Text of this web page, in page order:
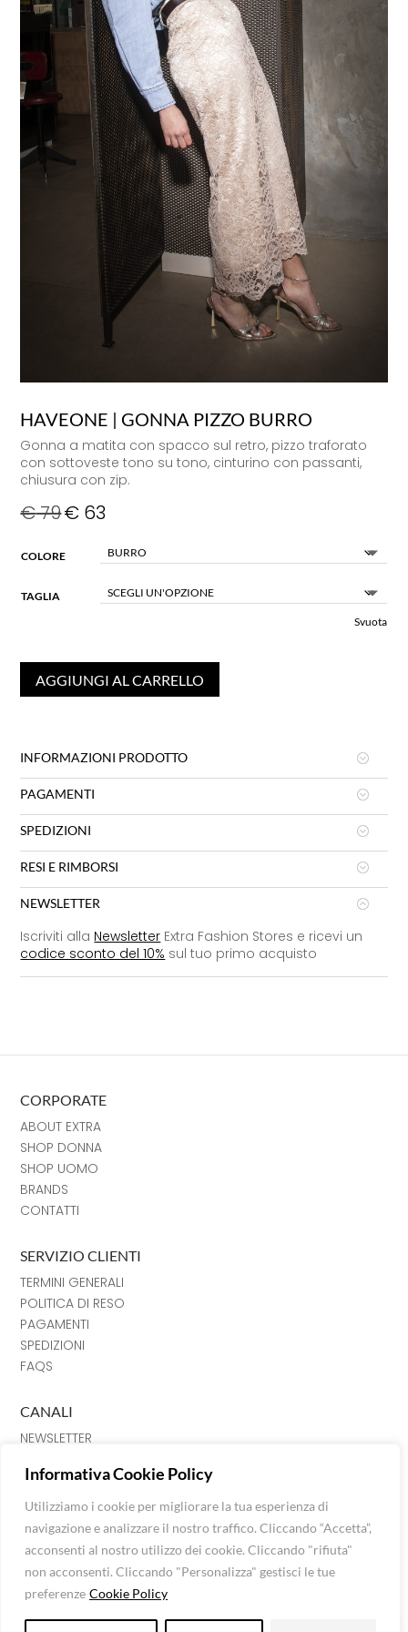
Informativa Cookie Policy
Utilizziamo i cookie per migliorare la tua esperienza di
navigazione e analizzare il nostro traffico. Cliccando “Accetta”,
acconsenti al nostro utilizzo dei cookie. Cliccando "rifiuta"
non acconsenti. Cliccando "Personalizza" gestisci le tue
preferenze Cookie Policy
HAVEONE | GONNA PIZZO BURRO
Gonna a matita con spacco sul retro, pizzo traforato
con sottoveste tono su tono, cinturino con passanti,
chiusura con zip.
€79€ 63
COLORE
TAGLIA
Svuota
AGGIUNGI AL CARRELLO
INFORMAZIONI PRODOTTO
PAGAMENTI
SPEDIZIONI
RESI E RIMBORSI
NEWSLETTER
Iscriviti alla Newsletter Extra Fashion Stores e ricevi un
codice sconto del 10% sul tuo primo acquisto
CORPORATE
ABOUT EXTRA
SHOP DONNA
SHOP UOMO
BRANDS
CONTATTI
SERVIZIO CLIENTI
TERMINI GENERALI
POLITICA DI RESO
PAGAMENTI
SPEDIZIONI
FAQS
CANALI
NEWSLETTER
FACEBOOK
CHAT
Luna Srl © Extra Fashion Stores 2026
Via Mazzini n. 120, C. Fiorentino, 52043 (AR)
P.I: 01624850515 -info@extrafashionstores.com